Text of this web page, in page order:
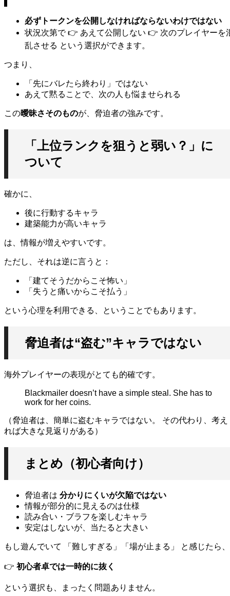
必ずトークンを公開しなければならないわけではない
状況次第で 👉 あえて公開しない 👉 次のプレイヤーを
乱させる という選択ができます。
つまり、
「先にバレたら終わり」ではない
あえて黙ることで、次の人も悩ませられる
この曖昧さそのものが、脅迫者の強みです。
「上位ランクを狙うと弱い？」に
ついて
確かに、
後に行動するキャラ
建築能力が高いキャラ
は、情報が増えやすいです。
ただし、それは逆に言うと：
「建てそうだからこそ怖い」
「失うと痛いからこそ払う」
という心理を利用できる、ということでもあります。
脅迫者は“盗む”キャラではない
海外プレイヤーの表現がとても的確です。
Blackmailer doesn’t have a simple steal. She has to
work for her coins.
（脅迫者は、簡単に盗むキャラではない。 その代わり、考え
れば大きな見返りがある）
まとめ（初心者向け）
脅迫者は 分かりにくいが欠陥ではない
情報が部分的に見えるのは仕様
読み合い・ブラフを楽しむキャラ
安定はしないが、当たると大きい
もし遊んでいて 「難しすぎる」「場が止まる」 と感じたら、
👉 初心者卓では一時的に抜く
という選択も、まったく問題ありません。